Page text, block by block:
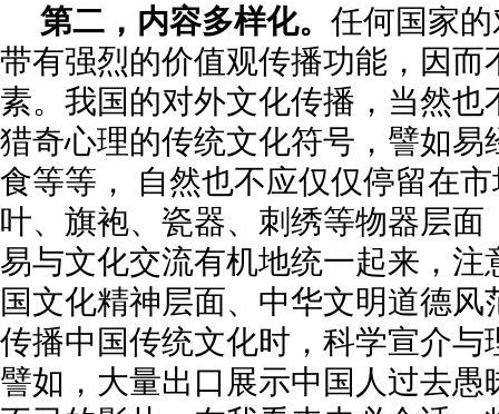
第二，内容多样化。 任何国家
带有强烈的价值观传播功能，因而
素。我国的对外文化传播，当然也
猎奇心理的传统文化符号，譬如易
食等等， 自然也不应仅仅停留在
叶、旗袍、瓷器、刺绣等物器层面
易与文化交流有机地统一起来，注
国文化精神层面、中华文明道德
传播中国传统文化时，科学宣介与
譬如，大量出口展示中国人过去愚